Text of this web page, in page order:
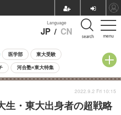
menu
Language
JP / CN search
医学部 東大受験
河合塾×東大特集
中学受験 小学校受験
校 過去問 人気記事
生・東大出身者の超戦略
2022.9.2 Fri 10:15